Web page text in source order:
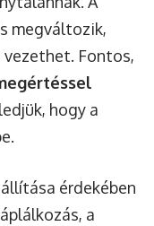
megváltozik,
Fontos,
hogy a
érdekében
a